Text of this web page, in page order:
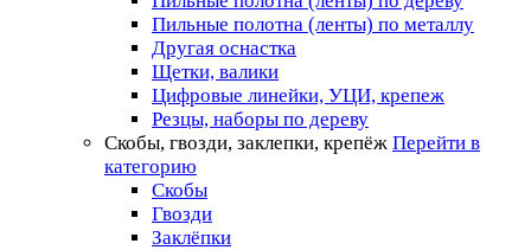
Пильные полотна (ленты) по металлу
Другая оснастка
Щетки, валики
Цифровые линейки, УЦИ, крепеж
Резцы, наборы по дереву
Скобы, гвозди, заклепки, крепёж Перейти в
категорию
Скобы
Гвозди
Заклёпки